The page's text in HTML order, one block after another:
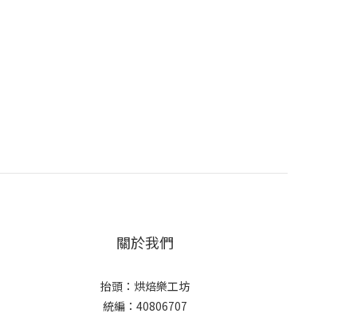
關於我們
抬頭：烘焙樂工坊
統編：40806707